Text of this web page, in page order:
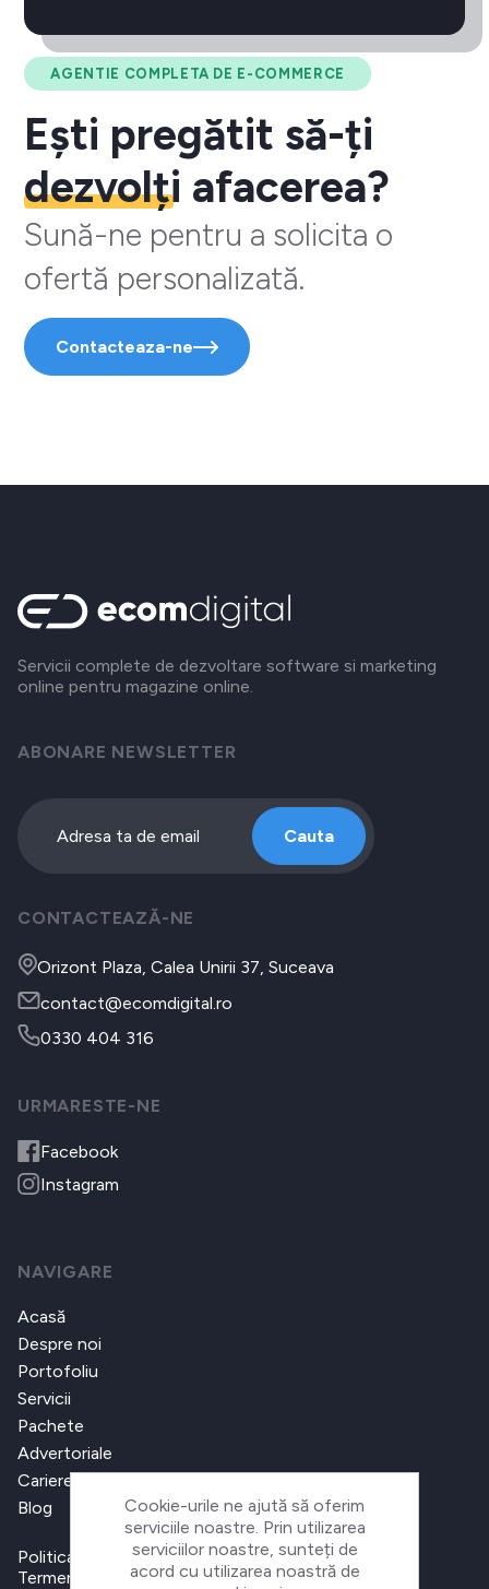
AGENTIE COMPLETA DE E-COMMERCE
Ești pregătit să-ți
dezvolți afacerea?
Sună-ne pentru a solicita o
ofertă personalizată.
Contacteaza-ne
Servicii complete de dezvoltare software si marketing
online pentru magazine online.
ABONARE NEWSLETTER
Cauta
CONTACTEAZĂ-NE
Orizont Plaza, Calea Unirii 37, Suceava
contact@ecomdigital.ro
0330 404 316
URMARESTE-NE
Facebook
Instagram
NAVIGARE
Acasă
Despre noi
Portofoliu
Servicii
Pachete
Advertoriale
Cariere
Blog
Politica de confidențialitate
Termeni și condiții
Cookie-urile ne ajută să oferim
serviciile noastre. Prin utilizarea
serviciilor noastre, sunteți de
acord cu utilizarea noastră de